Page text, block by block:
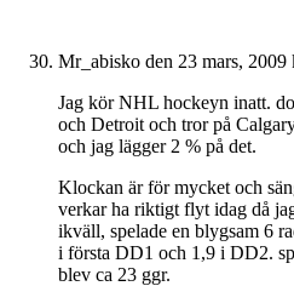
Mr_abisko den 23 mars, 2009
Jag kör NHL hockeyn inatt.
och Detroit och tror på
och jag lägger 2 % på det.
Klockan är för mycket och
verkar ha riktigt flyt idag då
ikväll, spelade en blygsam 6
i första DD1 och 1,9 i DD2.
blev ca 23 ggr.